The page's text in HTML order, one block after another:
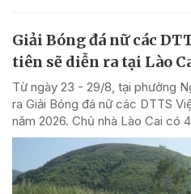
Giải Bóng đá nữ các
tiên sẽ diễn ra tại Lào
Từ ngày 23 - 29/8, tại phường
ra Giải Bóng đá nữ các DTTS
năm 2026. Chủ nhà Lào Cai có